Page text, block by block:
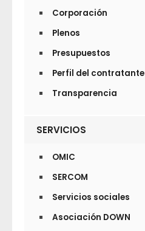
Corporación
Plenos
Presupuestos
Perfil del contratante
Transparencia
SERVICIOS
OMIC
SERCOM
Servicios sociales
Asociación DOWN